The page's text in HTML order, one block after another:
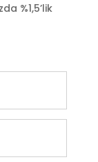
%1,5’lik